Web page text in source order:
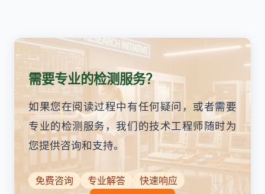
需要专业的检测服务？
如果您在阅读过程中有任何疑问，或者需要
专业的检测服务，我们的技术工程师随时为
您提供咨询和支持。
免费咨询 专业解答
快速响应